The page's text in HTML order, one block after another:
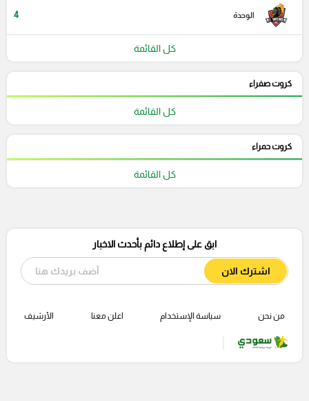
الوحدة 4
كل القائمة
كروت صفراء
كل القائمة
كروت حمراء
كل القائمة
ابق على إطلاع دائم بأحدث الاخبار
اشترك الان
من نحن سياسة الإستخدام اعلن معنا الأرشيف